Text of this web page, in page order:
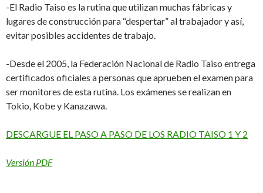
-El Radio Taiso es la rutina que utilizan muchas fábricas y
lugares de construcción para “despertar” al trabajador y así,
evitar posibles accidentes de trabajo.
-Desde el 2005, la Federación Nacional de Radio Taiso entrega
certificados oficiales a personas que aprueben el examen para
ser monitores de esta rutina. Los exámenes se realizan en
Tokio, Kobe y Kanazawa.
DESCARGUE EL PASO A PASO DE LOS RADIO TAISO 1 Y 2
Versión PDF